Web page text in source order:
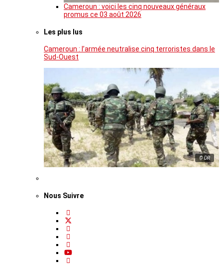
Cameroun : voici les cinq nouveaux généraux
promus ce 03 août 2026
Les plus lus
Cameroun : l’armée neutralise cinq terroristes dans le
Sud-Ouest
© DR
Nous Suivre